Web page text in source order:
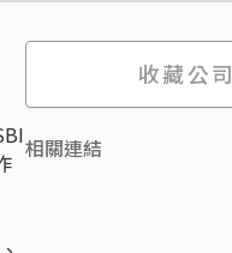
收藏公司
相關連結